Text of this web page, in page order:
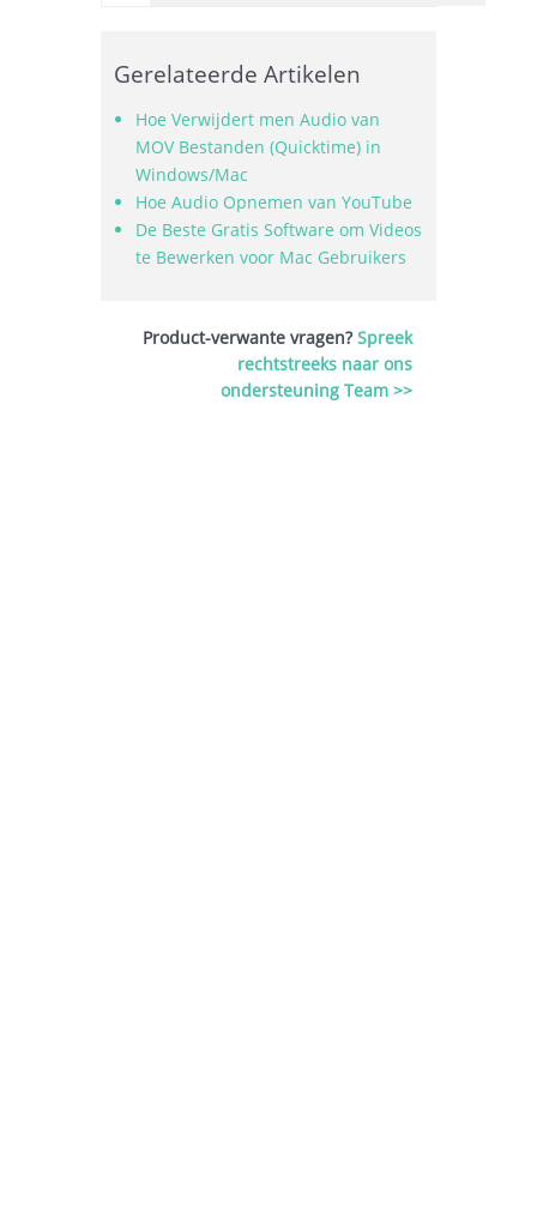
Gerelateerde Artikelen
Hoe Verwijdert men Audio van
MOV Bestanden (Quicktime) in
Windows/Mac
Hoe Audio Opnemen van YouTube
De Beste Gratis Software om Videos
te Bewerken voor Mac Gebruikers
Product-verwante vragen?Spreek
rechtstreeks naar ons
ondersteuning Team >>